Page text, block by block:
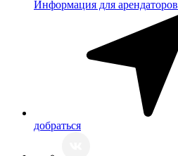
Информация для арендаторов
добраться